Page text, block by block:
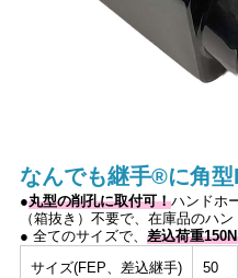
なんでも継手®に角型
●丸型の削孔に取付可！ハンドホ
（箱抜き）不要で、在庫品のハ
● 全てのサイズで、 差込荷重
サイズ(FEP、差込継手)
50